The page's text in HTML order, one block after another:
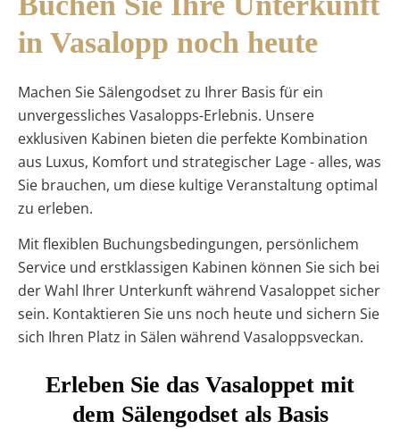
in Vasalopp noch heute
Machen Sie Sälengodset zu Ihrer Basis für ein
unvergessliches Vasalopps-Erlebnis. Unsere
exklusiven Kabinen bieten die perfekte Kombination
aus Luxus, Komfort und strategischer Lage - alles, was
Sie brauchen, um diese kultige Veranstaltung optimal
zu erleben.
Mit flexiblen Buchungsbedingungen, persönlichem
Service und erstklassigen Kabinen können Sie sich bei
der Wahl Ihrer Unterkunft während Vasaloppet sicher
sein. Kontaktieren Sie uns noch heute und sichern Sie
sich Ihren Platz in Sälen während Vasaloppsveckan.
Erleben Sie das Vasaloppet mit
dem Sälengodset als Basis